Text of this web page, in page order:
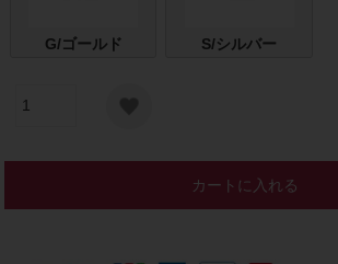
G/ゴールド S/シルバー
カートに入れる